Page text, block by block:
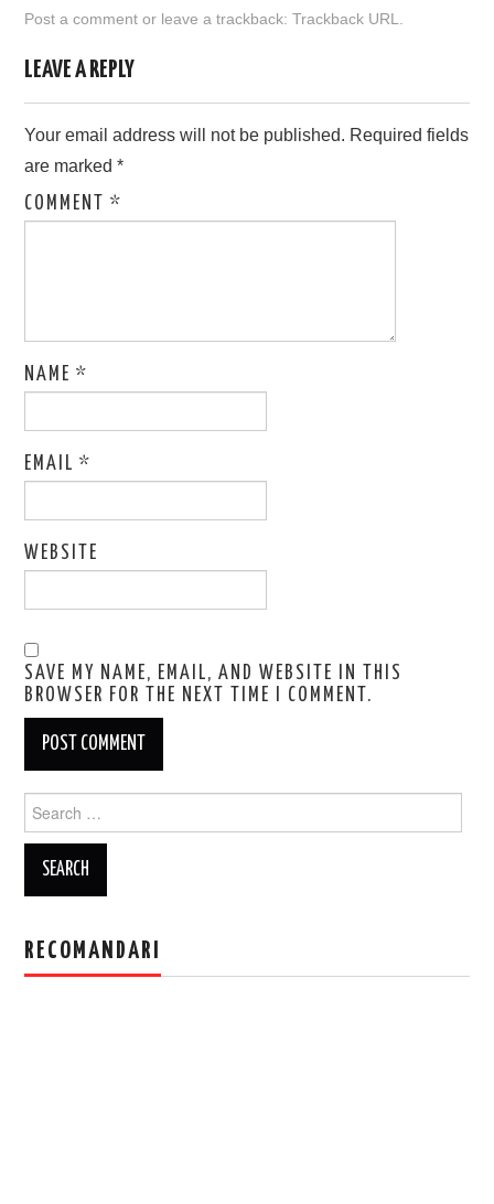
Post a comment or leave a trackback:Trackback URL
LEAVE A REPLY
Your email address will not be published. Required fields
are marked*
COMMENT*
NAME*
EMAIL*
WEBSITE
SAVE MY NAME, EMAIL, AND WEBSITE IN THIS
BROWSER FOR THE NEXT TIME I COMMENT.
for:
RECOMANDARI